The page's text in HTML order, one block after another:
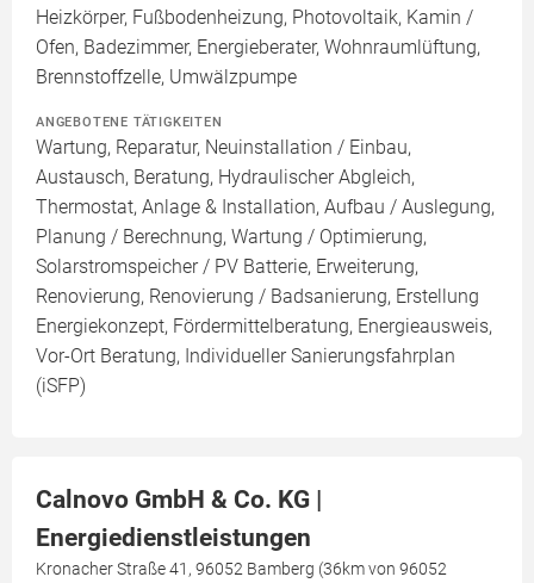
Heizkörper, Fußbodenheizung, Photovoltaik, Kamin /
Ofen, Badezimmer, Energieberater, Wohnraumlüftung,
Brennstoffzelle, Umwälzpumpe
ANGEBOTENE TÄTIGKEITEN
Wartung, Reparatur, Neuinstallation / Einbau,
Austausch, Beratung, Hydraulischer Abgleich,
Thermostat, Anlage & Installation, Aufbau / Auslegung,
Planung / Berechnung, Wartung / Optimierung,
Solarstromspeicher / PV Batterie, Erweiterung,
Renovierung, Renovierung / Badsanierung, Erstellung
Energiekonzept, Fördermittelberatung, Energieausweis,
Vor-Ort Beratung, Individueller Sanierungsfahrplan
(iSFP)
Calnovo GmbH & Co. KG |
Energiedienstleistungen
Kronacher Straße 41, 96052 Bamberg (36km von 96052